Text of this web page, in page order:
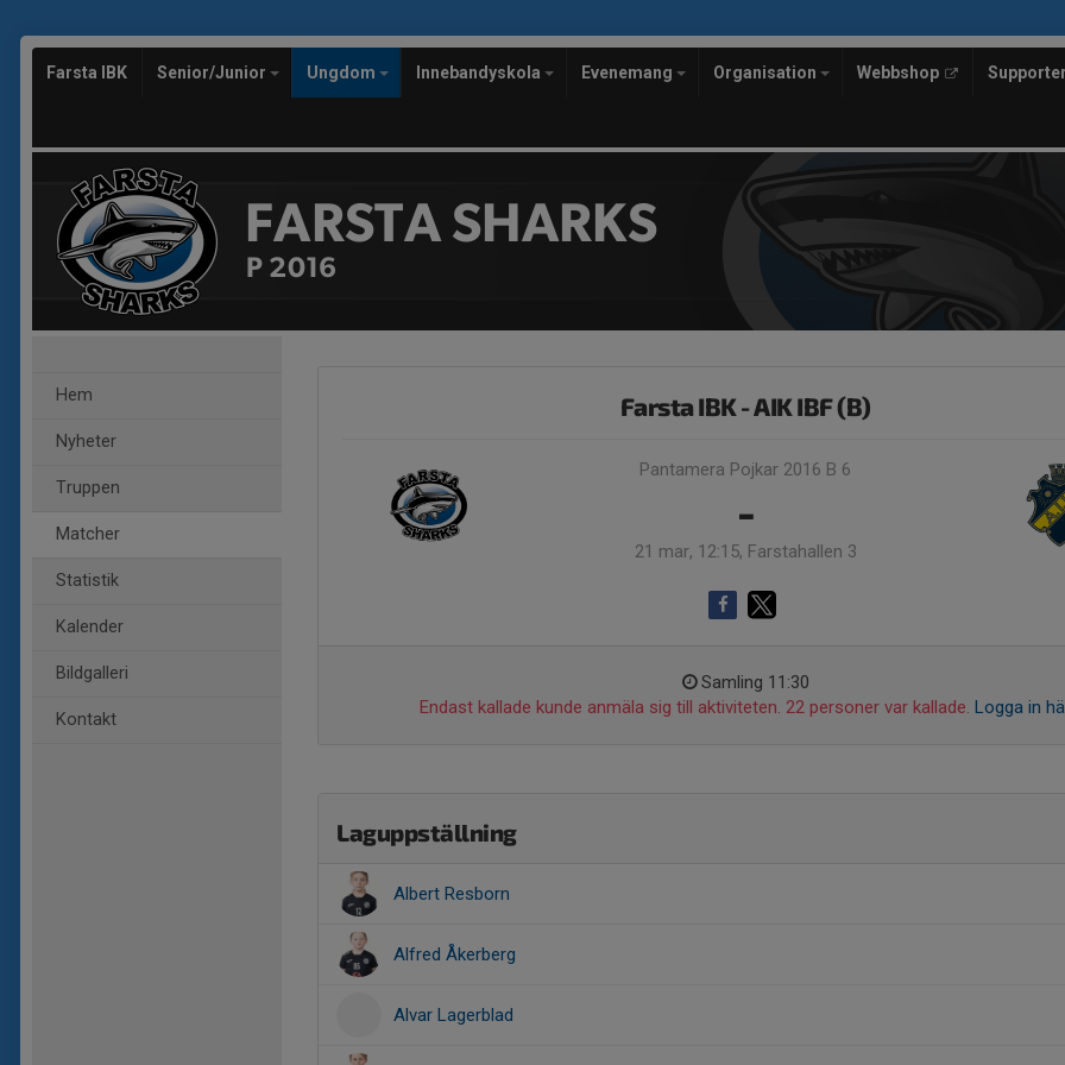
Farsta IBK Senior/Junior Ungdom Innebandyskola Evenemang Organisation Webbshop
FARSTA SHARKS
P 2016
Hem
Nyheter
Truppen
Matcher
Statistik
Kalender
Bildgalleri
Kontakt
Farsta IBK - AIK IBF (B)
Pantamera Pojkar 2016 B 6
-
21 mar, 12:15, Farstahallen 3
Samling 11:30
Endast kallade kunde anmäla sig till aktiviteten. 22 personer var kallade. Logga in
Laguppställning
Albert Resborn
Alfred Åkerberg
Alvar Lagerblad